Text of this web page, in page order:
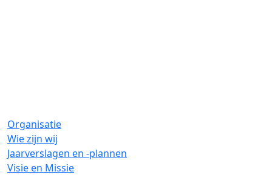
Organisatie
Wie zijn wij
Jaarverslagen en -plannen
Visie en Missie